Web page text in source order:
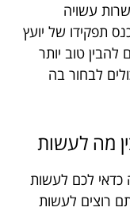
עשויה
תפקידו של יועץ
להבין טוב יותר
לבחור בה
מה לעשות
כדאי לכם לעשות
רוצים לעשות